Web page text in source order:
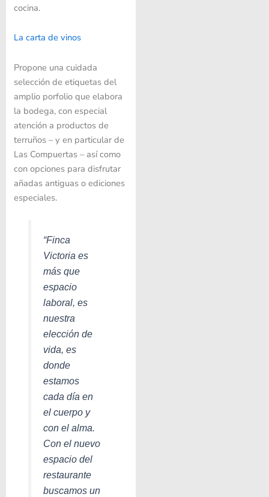
cocina.
La carta de vinos
Propone una cuidada
selección de etiquetas del
amplio porfolio que elabora
la bodega, con especial
atención a productos de
terruños – y en particular de
Las Compuertas – así como
con opciones para disfrutar
añadas antiguas o ediciones
especiales.
“Finca
Victoria es
más que
espacio
laboral, es
nuestra
elección de
vida, es
donde
estamos
cada día en
el cuerpo y
con el alma.
Con el nuevo
espacio del
restaurante
buscamos un